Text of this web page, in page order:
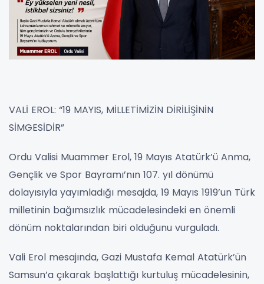
VALİ EROL: “19 MAYIS, MİLLETİMİZİN DİRİLİŞİNİN
SİMGESİDİR”
Ordu Valisi Muammer Erol, 19 Mayıs Atatürk’ü Anma,
Gençlik ve Spor Bayramı’nın 107. yıl dönümü
dolayısıyla yayımladığı mesajda, 19 Mayıs 1919’un Türk
milletinin bağımsızlık mücadelesindeki en önemli
dönüm noktalarından biri olduğunu vurguladı.
Vali Erol mesajında, Gazi Mustafa Kemal Atatürk’ün
Samsun’a çıkarak başlattığı kurtuluş mücadelesinin,